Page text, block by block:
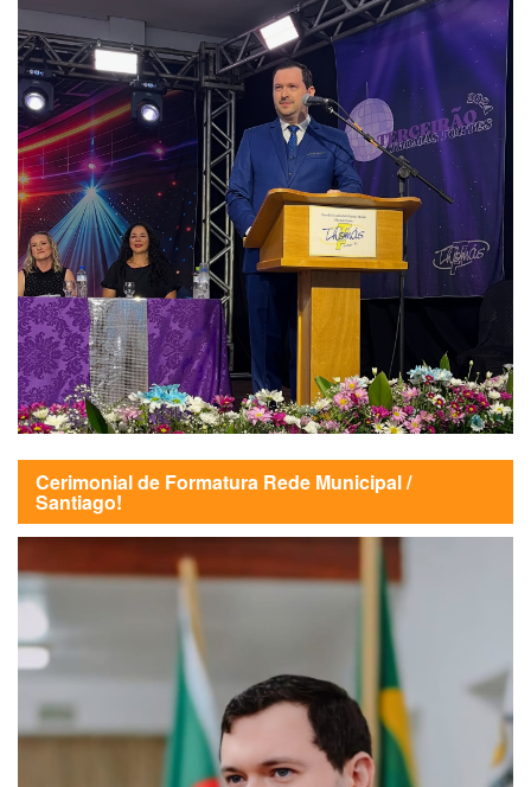
Cerimonial de Formatura Rede Municipal /
Santiago!